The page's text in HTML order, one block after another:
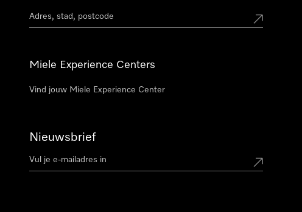
Miele Experience Centers
Vind jouw Miele Experience Center
Nieuwsbrief